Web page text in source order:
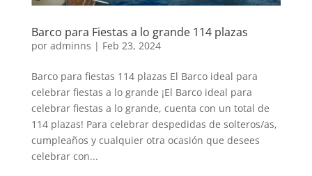
Barco para Fiestas a lo grande 114 plazas
por adminns | Feb 23, 2024
Barco para fiestas 114 plazas El Barco ideal para
celebrar fiestas a lo grande ¡El Barco ideal para
celebrar fiestas a lo grande, cuenta con un total de
114 plazas! Para celebrar despedidas de solteros/as,
cumpleaños y cualquier otra ocasión que desees
celebrar con...